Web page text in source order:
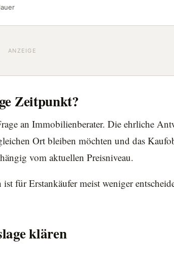
ANZEIGE
Zeitpunkt?
an Immobilienberater. Die ehrliche
Ort bleiben möchten und das
vom aktuellen Preisniveau.
für Erstankäufer meist weniger
klären